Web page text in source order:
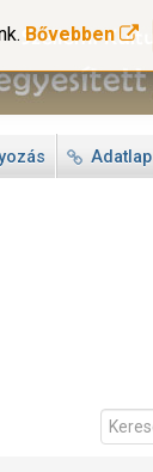
Adatlap
Bővebben